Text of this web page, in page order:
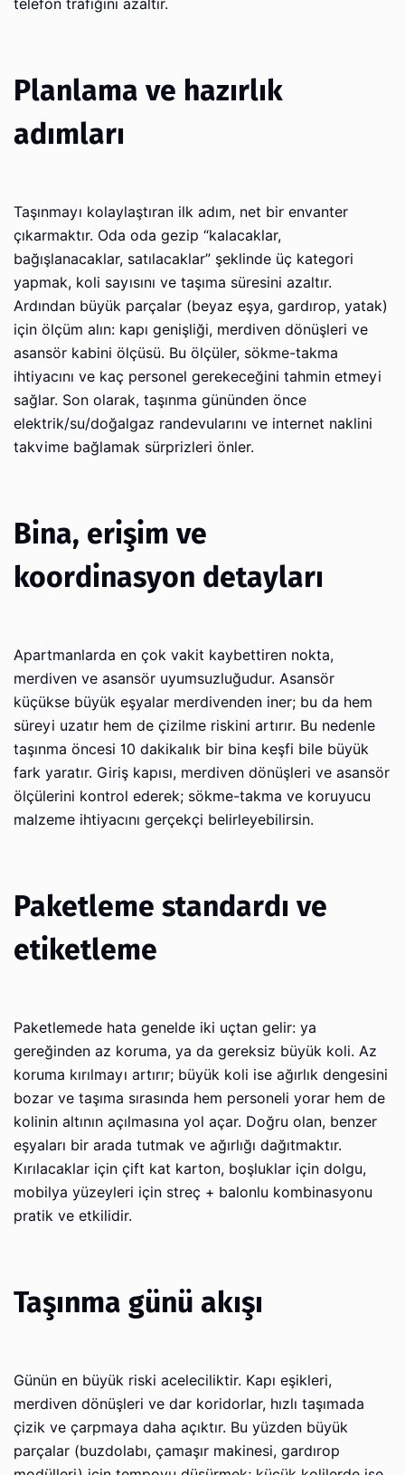
telefon trafiğini azaltır.
Planlama ve hazırlık
adımları
Taşınmayı kolaylaştıran ilk adım, net bir envanter
çıkarmaktır. Oda oda gezip “kalacaklar,
bağışlanacaklar, satılacaklar” şeklinde üç kategori
yapmak, koli sayısını ve taşıma süresini azaltır.
Ardından büyük parçalar (beyaz eşya, gardırop, yatak)
için ölçüm alın: kapı genişliği, merdiven dönüşleri ve
asansör kabini ölçüsü. Bu ölçüler, sökme-takma
ihtiyacını ve kaç personel gerekeceğini tahmin etmeyi
sağlar. Son olarak, taşınma gününden önce
elektrik/su/doğalgaz randevularını ve internet naklini
takvime bağlamak sürprizleri önler.
Bina, erişim ve
koordinasyon detayları
Apartmanlarda en çok vakit kaybettiren nokta,
merdiven ve asansör uyumsuzluğudur. Asansör
küçükse büyük eşyalar merdivenden iner; bu da hem
süreyi uzatır hem de çizilme riskini artırır. Bu nedenle
taşınma öncesi 10 dakikalık bir bina keşfi bile büyük
fark yaratır. Giriş kapısı, merdiven dönüşleri ve asansör
ölçülerini kontrol ederek; sökme-takma ve koruyucu
malzeme ihtiyacını gerçekçi belirleyebilirsin.
Paketleme standardı ve
etiketleme
Paketlemede hata genelde iki uçtan gelir: ya
gereğinden az koruma, ya da gereksiz büyük koli. Az
koruma kırılmayı artırır; büyük koli ise ağırlık dengesini
bozar ve taşıma sırasında hem personeli yorar hem de
kolinin altının açılmasına yol açar. Doğru olan, benzer
eşyaları bir arada tutmak ve ağırlığı dağıtmaktır.
Kırılacaklar için çift kat karton, boşluklar için dolgu,
mobilya yüzeyleri için streç + balonlu kombinasyonu
pratik ve etkilidir.
Taşınma günü akışı
Günün en büyük riski aceleciliktir. Kapı eşikleri,
merdiven dönüşleri ve dar koridorlar, hızlı taşımada
çizik ve çarpmaya daha açıktır. Bu yüzden büyük
parçalar (buzdolabı, çamaşır makinesi, gardırop